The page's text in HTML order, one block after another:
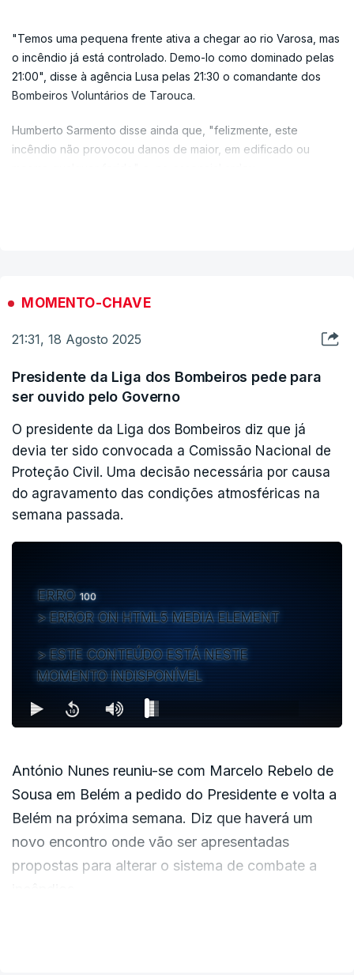
estavam no terreno, no incêndio com origem em Arganil,
quase 1.300 operacionais, apoiados por 445 viaturas.
"Temos uma pequena frente ativa a chegar ao rio Varosa, mas
o incêndio já está controlado. Demo-lo como dominado pelas
21:00", disse à agência Lusa pelas 21:30 o comandante dos
Bombeiros Voluntários de Tarouca.
Humberto Sarmento disse ainda que, "felizmente, este
incêndio não provocou danos de maior, em edificado ou
Pelas 21:35 de hoje, combatiam o fogo 260 operacionais
da Autoridade Nacional de Emergência e Proteção Civil
MOMENTO-CHAVE
21:31, 18 Agosto 2025
Presidente da Liga dos Bombeiros pede para
ser ouvido pelo Governo
O presidente da Liga dos Bombeiros diz que já
devia ter sido convocada a Comissão Nacional de
Proteção Civil. Uma decisão necessária por causa
do agravamento das condições atmosféricas na
semana passada.
ERRO100
ERROR ON HTML5 MEDIA ELEMENT
ESTE CONTEÚDO ESTÁ NESTE
MOMENTO INDISPONÍVEL
António Nunes reuniu-se com Marcelo Rebelo de
Sousa em Belém a pedido do Presidente e volta a
Belém na próxima semana. Diz que haverá um
novo encontro onde vão ser apresentadas
propostas para alterar o sistema de combate a